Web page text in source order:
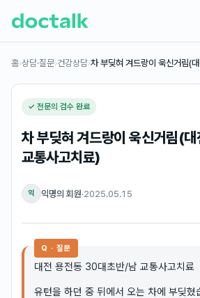
홈›상담·질문›건강상담›차 부딪혀 겨드랑이 욱신거림(
✓ 전문의 검수 완료
차 부딪혀 겨드랑이 욱신거림(
교통사고치료)
익 익명의 회원·2025.05.15
Q · 질문
대전 용전동 30대초반/남 교통사고치료
유턴을 하던 중 뒤에서 오는 차에 부딪혔